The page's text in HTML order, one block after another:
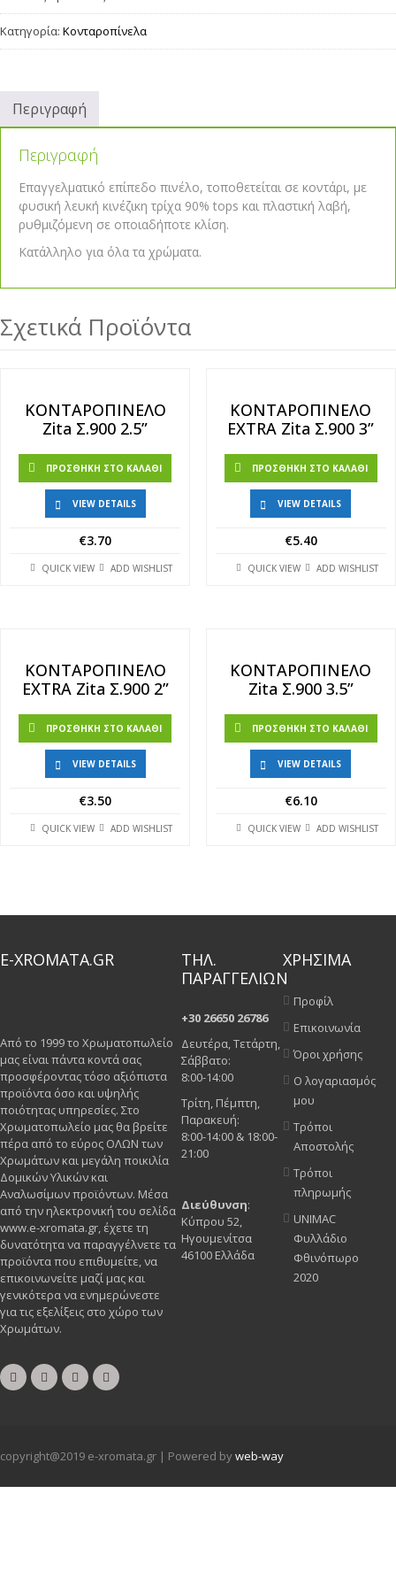
Κατηγορία: Κονταροπίνελα
Περιγραφή
Περιγραφή
Επαγγελματικό επίπεδο πινέλο, τοποθετείται σε κοντάρι, με
φυσική λευκή κινέζικη τρίχα 90% tops και πλαστική λαβή,
ρυθμιζόμενη σε οποιαδήποτε κλίση.
Κατάλληλο για όλα τα χρώματα.
Σχετικά Προϊόντα
ΚΟΝΤΑΡΟΠΙΝΕΛΟ
Zita Σ.900 2.5”
ΠΡΟΣΘΉΚΗ ΣΤΟ ΚΑΛΆΘΙ
VIEW DETAILS
€3.70
QUICK VIEW ADD WISHLIST
ΚΟΝΤΑΡΟΠΙΝΕΛΟ
EXTRA Zita Σ.900 3”
ΠΡΟΣΘΉΚΗ ΣΤΟ ΚΑΛΆΘΙ
VIEW DETAILS
€5.40
QUICK VIEW ADD WISHLIST
ΚΟΝΤΑΡΟΠΙΝΕΛΟ
EXTRA Zita Σ.900 2”
ΠΡΟΣΘΉΚΗ ΣΤΟ ΚΑΛΆΘΙ
VIEW DETAILS
€3.50
QUICK VIEW ADD WISHLIST
ΚΟΝΤΑΡΟΠΙΝΕΛΟ
Zita Σ.900 3.5”
ΠΡΟΣΘΉΚΗ ΣΤΟ ΚΑΛΆΘΙ
VIEW DETAILS
€6.10
QUICK VIEW ADD WISHLIST
E-XROMATA.GR
Από το 1999 το Χρωματοπωλείο
μας είναι πάντα κοντά σας
προσφέροντας τόσο αξιόπιστα
προϊόντα όσο και υψηλής
ποιότητας υπηρεσίες. Στο
Χρωματοπωλείο μας θα βρείτε
πέρα από το εύρος ΟΛΩΝ των
Χρωμάτων και μεγάλη ποικιλία
Δομικών Υλικών και
Αναλωσίμων προϊόντων. Μέσα
από την ηλεκτρονική του σελίδα
www.e-xromata.gr, έχετε τη
δυνατότητα να παραγγέλνετε τα
προϊόντα που επιθυμείτε, να
επικοινωνείτε μαζί μας και
γενικότερα να ενημερώνεστε
για τις εξελίξεις στο χώρο των
Χρωμάτων.
ΤΗΛ.
ΠΑΡΑΓΓΕΛΙΩΝ
+30 26650 26786
Δευτέρα, Τετάρτη,
Σάββατο:
8:00-14:00
Τρίτη, Πέμπτη,
Παρακευή:
8:00-14:00 & 18:00-
21:00
Διεύθυνση:
Κύπρου 52,
Ηγουμενίτσα
46100 Ελλάδα
ΧΡΗΣΙΜΑ
Προφίλ
Επικοινωνία
Όροι χρήσης
Ο λογαριασμός
μου
Τρόποι
Αποστολής
Τρόποι
πληρωμής
UNIMAC
Φυλλάδιο
Φθινόπωρο
2020
copyright@2019 e-xromata.gr | Powered byweb-way